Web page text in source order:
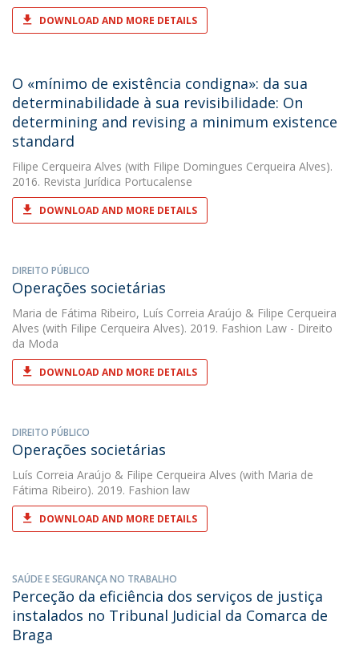
DOWNLOAD AND MORE DETAILS
O «mínimo de existência condigna»: da sua
determinabilidade à sua revisibilidade: On
determining and revising a minimum existence
standard
Filipe Cerqueira Alves (with Filipe Domingues Cerqueira Alves).
2016. Revista Jurídica Portucalense
DOWNLOAD AND MORE DETAILS
DIREITO PÚBLICO
Operações societárias
Maria de Fátima Ribeiro, Luís Correia Araújo & Filipe Cerqueira
Alves (with Filipe Cerqueira Alves). 2019. Fashion Law - Direito
da Moda
DOWNLOAD AND MORE DETAILS
DIREITO PÚBLICO
Operações societárias
Luís Correia Araújo & Filipe Cerqueira Alves (with Maria de
Fátima Ribeiro). 2019. Fashion law
DOWNLOAD AND MORE DETAILS
SAÚDE E SEGURANÇA NO TRABALHO
Perceção da eficiência dos serviços de justiça
instalados no Tribunal Judicial da Comarca de
Braga